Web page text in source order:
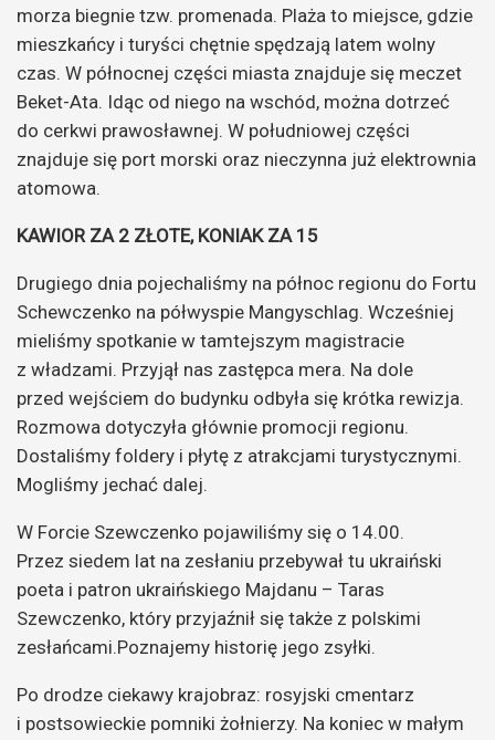
morza biegnie tzw. promenada. Plaża to miejsce, gdzie
mieszkańcy i turyści chętnie spędzają latem wolny
czas. W północnej części miasta znajduje się meczet
Beket-Ata. Idąc od niego na wschód, można dotrzeć
do cerkwi prawosławnej. W południowej części
znajduje się port morski oraz nieczynna już elektrownia
atomowa.
KAWIOR ZA 2 ZŁOTE, KONIAK ZA 15
Drugiego dnia pojechaliśmy na północ regionu do Fortu
Schewczenko na półwyspie Mangyschlag. Wcześniej
mieliśmy spotkanie w tamtejszym magistracie
z władzami. Przyjął nas zastępca mera. Na dole
przed wejściem do budynku odbyła się krótka rewizja.
Rozmowa dotyczyła głównie promocji regionu.
Dostaliśmy foldery i płytę z atrakcjami turystycznymi.
Mogliśmy jechać dalej.
W Forcie Szewczenko pojawiliśmy się o 14.00.
Przez siedem lat na zesłaniu przebywał tu ukraiński
poeta i patron ukraińskiego Majdanu – Taras
Szewczenko, który przyjaźnił się także z polskimi
zesłańcami.Poznajemy historię jego zsyłki.
Po drodze ciekawy krajobraz: rosyjski cmentarz
i postsowieckie pomniki żołnierzy. Na koniec w małym